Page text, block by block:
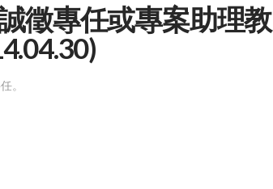
徵專任或專案助理教
。